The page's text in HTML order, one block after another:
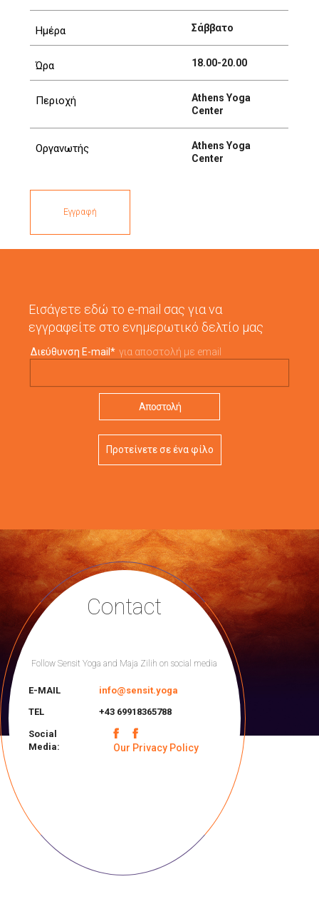
Ημέρα Σάββατο
Ώρα 18.00-20.00
Περιοχή
Athens Yoga
Center
Οργανωτής
Athens Yoga
Center
Εγγραφή
Εισάγετε εδώ το e-mail σας για να
εγγραφείτε στο ενημερωτικό δελτίο μας
Διεύθυνση E-mail * για αποστολή με email
Προτείνετε σε ένα φίλο
Contact
Follow Sensit Yoga and Maja Zilih on social media
E-MAIL
info@sensit.yoga
TEL
+43 69918365788
Social
Media:
Our Privacy Policy